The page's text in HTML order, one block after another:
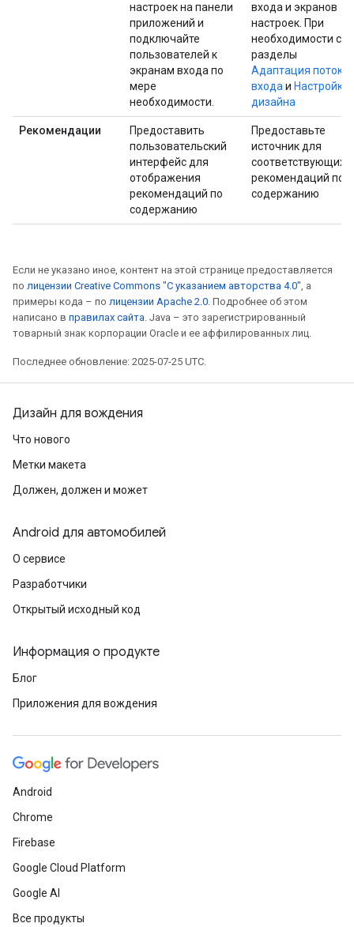
настроек на панели
приложений и
подключайте
пользователей к
экранам входа по
мере
необходимости.
входа и экранов
настроек. При
необходимости см.
разделы
Адаптация потока
входа и Настройки
дизайна
Рекомендации
Предоставить
пользовательский
интерфейс для
отображения
рекомендаций по
содержанию
Предоставьте
источник для
соответствующих
рекомендаций по
содержанию
Если не указано иное, контент на этой странице предоставляется
по лицензии Creative Commons "С указанием авторства 4.0", а
примеры кода – по лицензии Apache 2.0. Подробнее об этом
написано в правилах сайта. Java – это зарегистрированный
товарный знак корпорации Oracle и ее аффилированных лиц.
Последнее обновление: 2025-07-25 UTC.
Дизайн для вождения
Что нового
Метки макета
Должен, должен и может
Android для автомобилей
О сервисе
Разработчики
Открытый исходный код
Информация о продукте
Блог
Приложения для вождения
Android
Chrome
Firebase
Google Cloud Platform
Google AI
Все продукты